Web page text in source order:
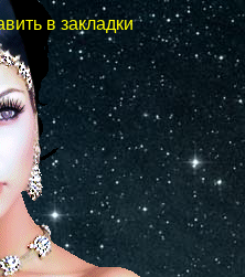
в закладки